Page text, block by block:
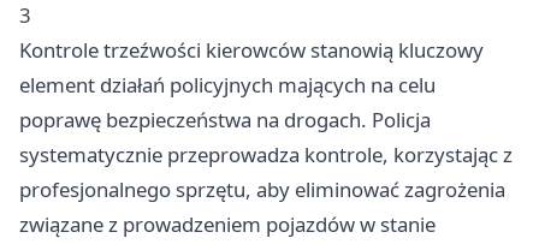
3
Kontrole trzeźwości kierowców stanowią kluczowy
element działań policyjnych mających na celu
poprawę bezpieczeństwa na drogach. Policja
systematycznie przeprowadza kontrole, korzystając z
profesjonalnego sprzętu, aby eliminować zagrożenia
związane z prowadzeniem pojazdów w stanie